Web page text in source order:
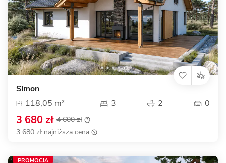
Simon
118,05 m²
3 2 0
3 680 zł 4 600 zł
3 680 zł najniższa cena
PROMOCJA